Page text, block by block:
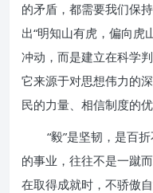
的矛盾，都需要我们保
出“明知山有虎，偏向虎
冲动，而是建立在科学
它来源于对思想伟力的
民的力量、相信制度的优
“毅”是坚韧，是百
的事业，往往不是一蹴
在取得成就时，不骄傲